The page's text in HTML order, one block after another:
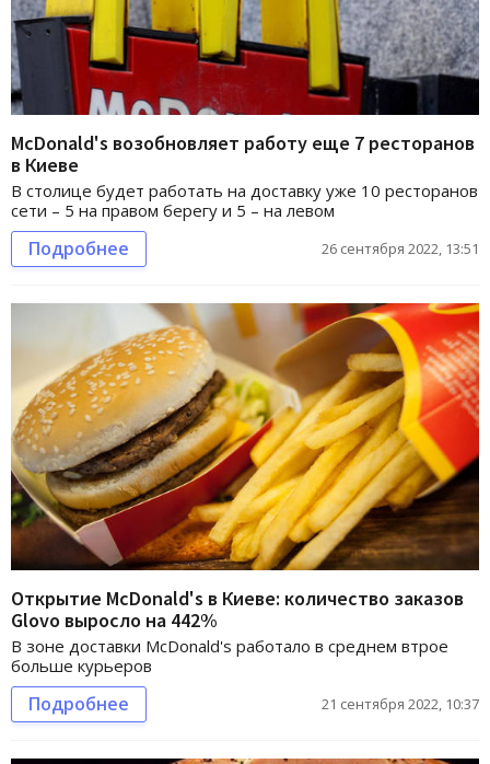
McDonald's возобновляет работу еще 7 ресторанов
в Киеве
В столице будет работать на доставку уже 10 ресторанов
сети – 5 на правом берегу и 5 – на левом
Подробнее 26 сентября 2022, 13:51
Открытие McDonald's в Киеве: количество заказов
Glovo выросло на 442%
В зоне доставки McDonald's работало в среднем втрое
больше курьеров
Подробнее 21 сентября 2022, 10:37